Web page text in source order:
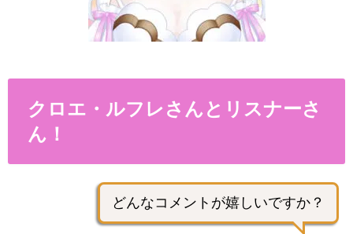
クロエ・ルフレさんとリスナーさ
ん！
どんなコメントが嬉しいですか？